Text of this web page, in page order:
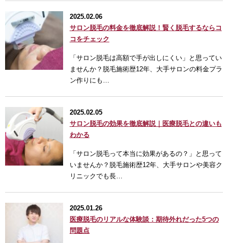
2025.02.06
サロン脱毛の料金を徹底解説！賢く脱毛するならコ
コをチェック
「サロン脱毛は高額で手が出しにくい」と思ってい
ませんか？脱毛施術歴12年、大手サロンの料金プラ
ン作りにも…
2025.02.05
サロン脱毛の効果を徹底解説｜医療脱毛との違いも
わかる
「サロン脱毛って本当に効果があるの？」と思って
いませんか？脱毛施術歴12年、大手サロンや美容ク
リニックでも長…
2025.01.26
医療脱毛のリアルな体験談：期待外れだった5つの
問題点